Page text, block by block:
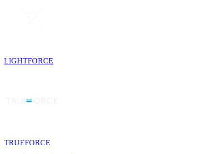
LIGHTFORCE
TRUEFORCE